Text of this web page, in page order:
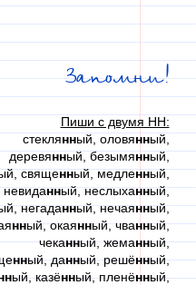
Запомни!
Пиши с двумя НН:
стеклянный, оловянный,
деревянный, безымянный,
священный, медленный,
невиданный, неслыханный,
негаданный, нечаянный,
нный, окаянный, чванный,
чеканный, жеманный,
нный, данный, решённый,
ый, казённый, пленённый,